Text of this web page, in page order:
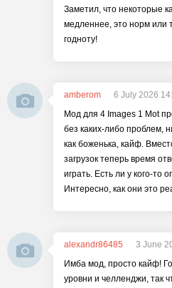
Заметил, что некоторые
медленнее, это норм или
годноту!
amberom
6 July 2026
Мод для 4 Images 1 Mot
без каких-либо проблем,
как боженька, кайф.
загрузок теперь время
играть. Есть ли у кого-то
Интересно, как они это
alexandr86485
3 June
Имба мод, просто кайф!
уровни и челленджи, так